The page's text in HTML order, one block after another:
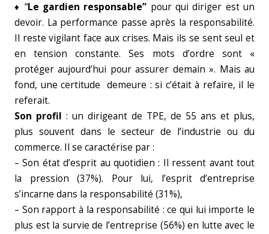
♦ “Le gardien responsable” pour qui diriger est un
devoir. La performance passe après la responsabilité.
Il reste vigilant face aux crises. Mais ils se sent seul et
en tension constante. Ses mots d’ordre sont «
protéger aujourd’hui pour assurer demain ». Mais au
fond, une certitude demeure : si c’était à refaire, il le
referait.
Son profil : un dirigeant de TPE, de 55 ans et plus,
plus souvent dans le secteur de l’industrie ou du
commerce. Il se caractérise par :
– Son état d’esprit au quotidien : Il ressent avant tout
la pression (37%). Pour lui, l’esprit d’entreprise
s’incarne dans la responsabilité (31%),
– Son rapport à la responsabilité : ce qui lui importe le
plus est la survie de l’entreprise (56%) en lutte avec le